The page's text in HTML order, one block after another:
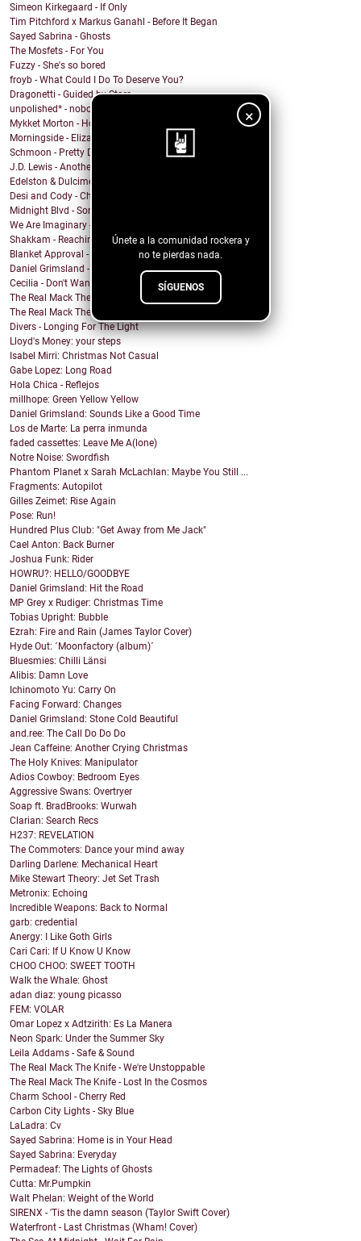
×
Únete a la comunidad rockera y
no te pierdas nada.
SÍGUENOS
Simeon Kirkegaard - If Only
Tim Pitchford x Markus Ganahl - Before It Began
Sayed Sabrina - Ghosts
The Mosfets - For You
Fuzzy - She's so bored
froyb - What Could I Do To Deserve You?
Dragonetti - Guided by Stars
unpolished* - nobody knows
Mykket Morton - Home
Morningside - Elizabeth
Schmoon - Pretty Darn Pretty
J.D. Lewis - Another Life
Edelston & Dulcimer - Call Me (Blondie Cover)
Desi and Cody - Chanticleer
Midnight Blvd - Some other day
We Are Imaginary - Pinkish Hue
Shakkam - Reaching the Skies
Blanket Approval - Hot Sweaty Summer
Daniel Grimsland - Rock & Roll Christmas (George T...
Cecilia - Don't Wanna Cry
The Real Mack The Knife - Club Sevilla
The Real Mack The Knife - Our Spirits Rise (El Día...
Divers - Longing For The Light
Lloyd's Money: your steps
Isabel Mirri: Christmas Not Casual
Gabe Lopez: Long Road
Hola Chica - Reflejos
millhope: Green Yellow Yellow
Daniel Grimsland: Sounds Like a Good Time
Los de Marte: La perra inmunda
faded cassettes: Leave Me A(lone)
Notre Noise: Swordfish
Phantom Planet x Sarah McLachlan: Maybe You Still ...
Fragments: Autopilot
Gilles Zeimet: Rise Again
Pose: Run!
Hundred Plus Club: "Get Away from Me Jack"
Cael Anton: Back Burner
Joshua Funk: Rider
HOWRU?: HELLO/GOODBYE
Daniel Grimsland: Hit the Road
MP Grey x Rudiger: Christmas Time
Tobias Upright: Bubble
Ezrah: Fire and Rain (James Taylor Cover)
Hyde Out: ´Moonfactory (album)´
Bluesmies: Chilli Länsi
Alibis: Damn Love
Ichinomoto Yu: Carry On
Facing Forward: Changes
Daniel Grimsland: Stone Cold Beautiful
and.ree: The Call Do Do Do
Jean Caffeine: Another Crying Christmas
The Holy Knives: Manipulator
Adios Cowboy: Bedroom Eyes
Aggressive Swans: Overtryer
Soap ft. BradBrooks: Wurwah
Clarian: Search Recs
H237: REVELATION
The Commoters: Dance your mind away
Darling Darlene: Mechanical Heart
Mike Stewart Theory: Jet Set Trash
Metronix: Echoing
Incredible Weapons: Back to Normal
garb: credential
Anergy: I Like Goth Girls
Cari Cari: If U Know U Know
CHOO CHOO: SWEET TOOTH
Walk the Whale: Ghost
adan diaz: young picasso
FEM: VOLAR
Omar Lopez x Adtzirith: Es La Manera
Neon Spark: Under the Summer Sky
Leila Addams - Safe & Sound
The Real Mack The Knife - We're Unstoppable
The Real Mack The Knife - Lost In the Cosmos
Charm School - Cherry Red
Carbon City Lights - Sky Blue
LaLadra: Cv
Sayed Sabrina: Home is in Your Head
Sayed Sabrina: Everyday
Permadeaf: The Lights of Ghosts
Cutta: Mr.Pumpkin
Walt Phelan: Weight of the World
SIRENX - 'Tis the damn season (Taylor Swift Cover)
Waterfront - Last Christmas (Wham! Cover)